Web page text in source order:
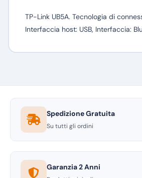
TP-Link UB5A. Tecnologia di
Interfaccia host: USB, Interfaccia:
Spedizione Gratuita
Su tutti gli ordini
Garanzia 2 Anni